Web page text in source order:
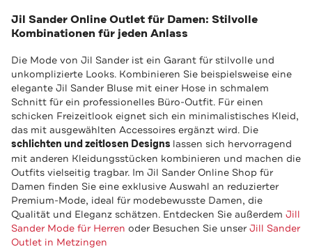
Jil Sander Online Outlet für Damen: Stilvolle
Kombinationen für jeden Anlass
Die Mode von Jil Sander ist ein Garant für stilvolle und
unkomplizierte Looks. Kombinieren Sie beispielsweise eine
elegante Jil Sander Bluse mit einer Hose in schmalem
Schnitt für ein professionelles Büro-Outfit. Für einen
schicken Freizeitlook eignet sich ein minimalistisches Kleid,
das mit ausgewählten Accessoires ergänzt wird. Die
schlichten und zeitlosen Designs lassen sich hervorragend
mit anderen Kleidungsstücken kombinieren und machen die
Outfits vielseitig tragbar. Im Jil Sander Online Shop für
Damen finden Sie eine exklusive Auswahl an reduzierter
Premium-Mode, ideal für modebewusste Damen, die
Qualität und Eleganz schätzen. Entdecken Sie außerdem Jill
Sander Mode für Herren oder Besuchen Sie unser Jill Sander
Outlet in Metzingen